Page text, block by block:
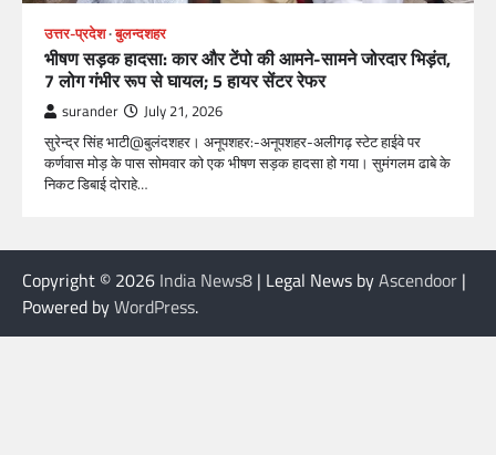
उत्तर-प्रदेश बुलन्दशहर
भीषण सड़क हादसा: कार और टेंपो की आमने-सामने जोरदार भिड़ंत,
7 लोग गंभीर रूप से घायल; 5 हायर सेंटर रेफर​
surander July 21, 2026
सुरेन्द्र सिंह भाटी@बुलंदशहर। अनूपशहर:-अनूपशहर-अलीगढ़ स्टेट हाईवे पर
कर्णवास मोड़ के पास सोमवार को एक भीषण सड़क हादसा हो गया। सुमंगलम ढाबे के
निकट डिबाई दोराहे…
Copyright © 2026 India News8 | Legal News byAscendoor |
Powered byWordPress.